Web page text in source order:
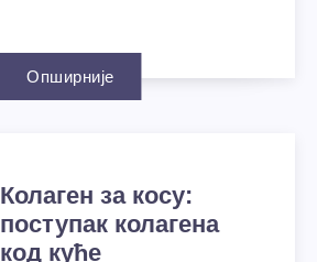
Опширније
Колаген за косу:
поступак колагена
код куће